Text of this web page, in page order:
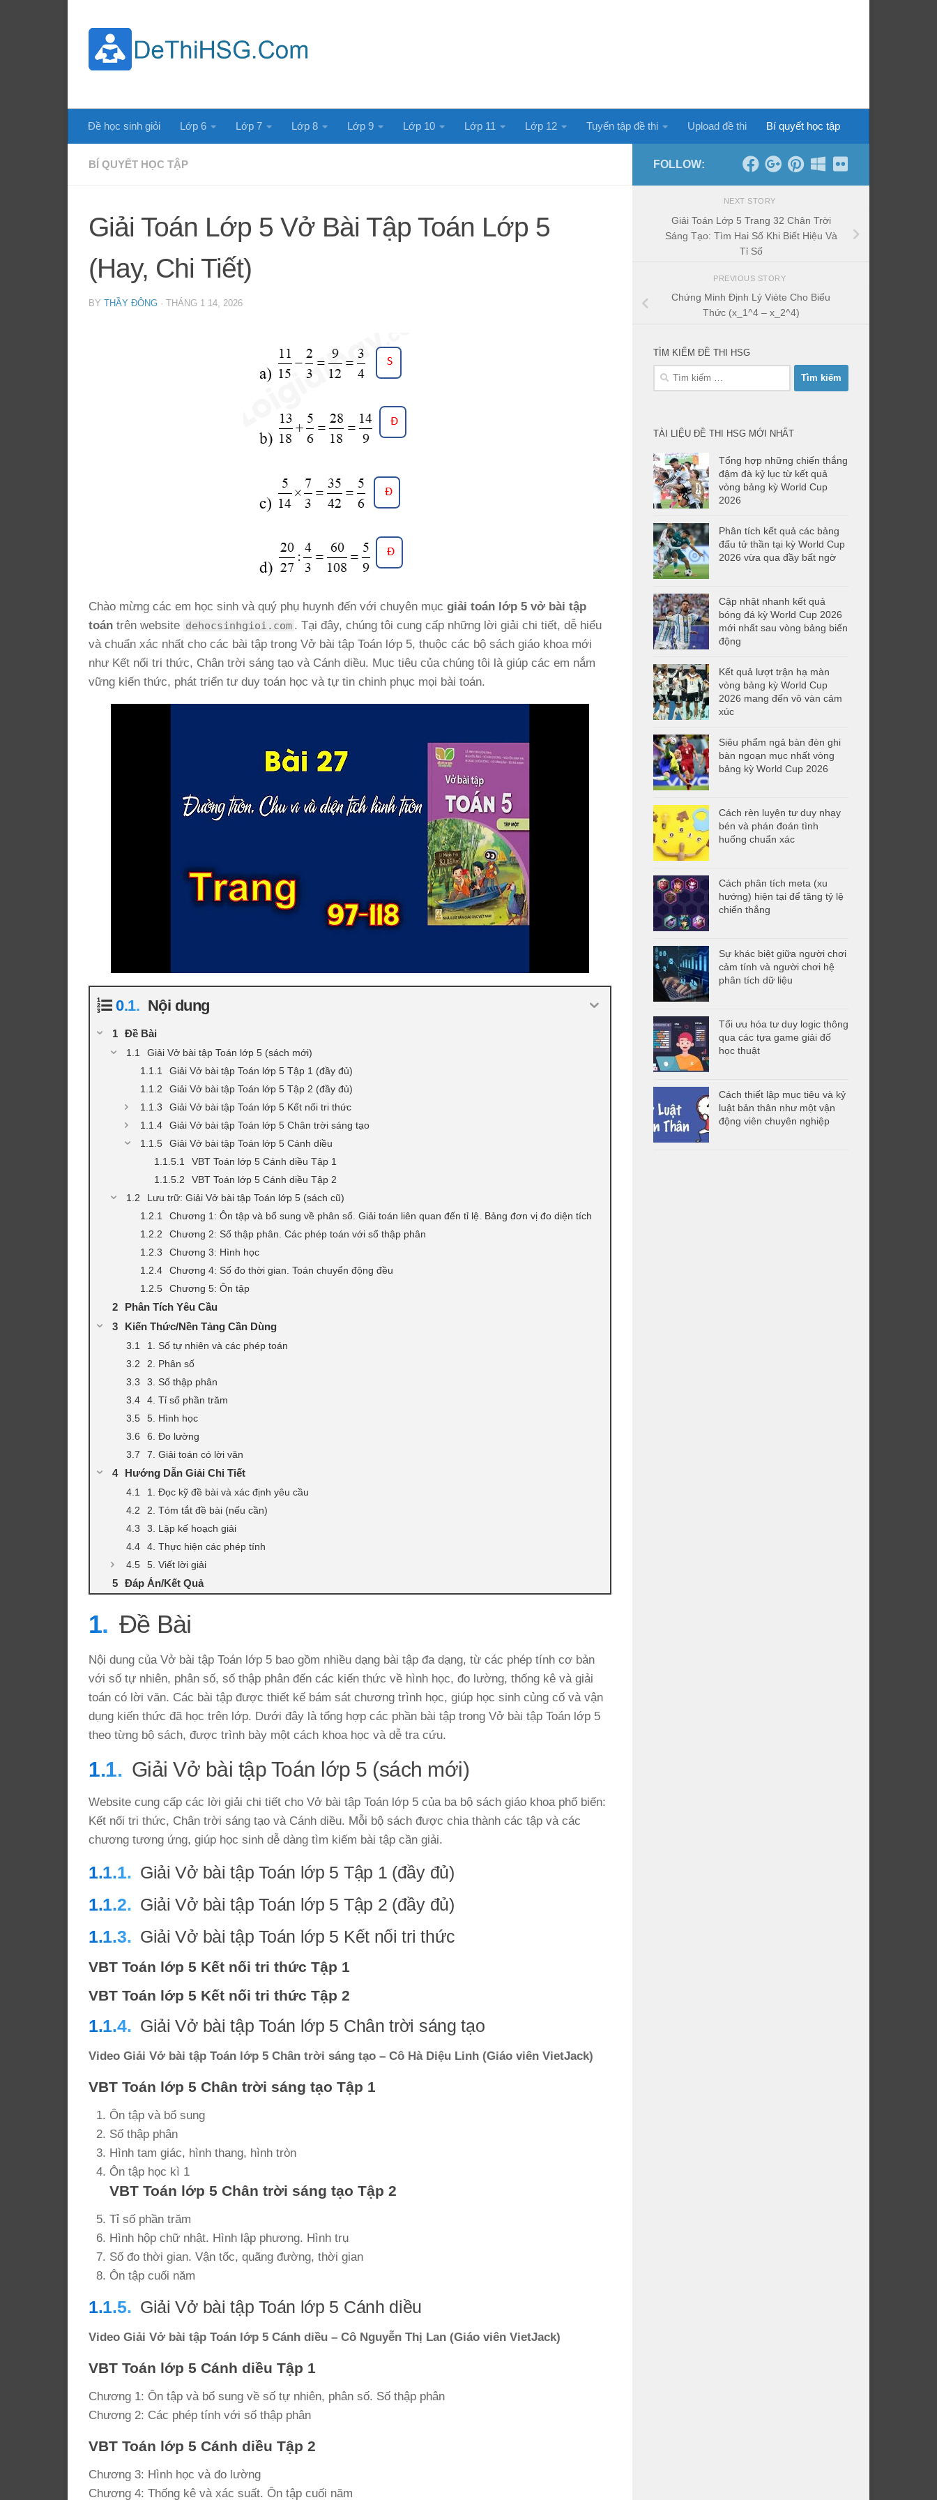
Đề học sinh giỏi Lớp 6 Lớp 7 Lớp 8 Lớp 9 Lớp 10 Lớp 11 Lớp 12 Tuyển tập đề thi Upload đề thi Bí quyết học tập
BÍ QUYẾT HỌC TẬP
Giải Toán Lớp 5 Vở Bài Tập Toán Lớp 5
(Hay, Chi Tiết)
BY THẦY ĐÔNG · THÁNG 1 14, 2026
Chào mừng các em học sinh và quý phụ huynh đến với chuyên mục giải toán lớp 5 vở bài tập
toán trên website dehocsinhgioi.com . Tại đây, chúng tôi cung cấp những lời giải chi tiết, dễ hiểu
và chuẩn xác nhất cho các bài tập trong Vở bài tập Toán lớp 5, thuộc các bộ sách giáo khoa mới
như Kết nối tri thức, Chân trời sáng tạo và Cánh diều. Mục tiêu của chúng tôi là giúp các em nắm
vững kiến thức, phát triển tư duy toán học và tự tin chinh phục mọi bài toán.
Nội dung
Đề Bài
Giải Vở bài tập Toán lớp 5 (sách mới)
Giải Vở bài tập Toán lớp 5 Tập 1 (đầy đủ)
Giải Vở bài tập Toán lớp 5 Tập 2 (đầy đủ)
Giải Vở bài tập Toán lớp 5 Kết nối tri thức
Giải Vở bài tập Toán lớp 5 Chân trời sáng tạo
Giải Vở bài tập Toán lớp 5 Cánh diều
VBT Toán lớp 5 Cánh diều Tập 1
VBT Toán lớp 5 Cánh diều Tập 2
Lưu trữ: Giải Vở bài tập Toán lớp 5 (sách cũ)
Chương 1: Ôn tập và bổ sung về phân số. Giải toán liên quan đến tỉ lệ. Bảng đơn vị đo diện tích
Chương 2: Số thập phân. Các phép toán với số thập phân
Chương 3: Hình học
Chương 4: Số đo thời gian. Toán chuyển động đều
Chương 5: Ôn tập
Phân Tích Yêu Cầu
Kiến Thức/Nền Tảng Cần Dùng
1. Số tự nhiên và các phép toán
2. Phân số
3. Số thập phân
4. Tỉ số phần trăm
5. Hình học
6. Đo lường
7. Giải toán có lời văn
Hướng Dẫn Giải Chi Tiết
1. Đọc kỹ đề bài và xác định yêu cầu
2. Tóm tắt đề bài (nếu cần)
3. Lập kế hoạch giải
4. Thực hiện các phép tính
5. Viết lời giải
Đáp Án/Kết Quả
Đề Bài
Nội dung của Vở bài tập Toán lớp 5 bao gồm nhiều dạng bài tập đa dạng, từ các phép tính cơ bản
với số tự nhiên, phân số, số thập phân đến các kiến thức về hình học, đo lường, thống kê và giải
toán có lời văn. Các bài tập được thiết kế bám sát chương trình học, giúp học sinh củng cố và vận
dụng kiến thức đã học trên lớp. Dưới đây là tổng hợp các phần bài tập trong Vở bài tập Toán lớp 5
theo từng bộ sách, được trình bày một cách khoa học và dễ tra cứu.
Giải Vở bài tập Toán lớp 5 (sách mới)
Website cung cấp các lời giải chi tiết cho Vở bài tập Toán lớp 5 của ba bộ sách giáo khoa phổ biến:
Kết nối tri thức, Chân trời sáng tạo và Cánh diều. Mỗi bộ sách được chia thành các tập và các
chương tương ứng, giúp học sinh dễ dàng tìm kiếm bài tập cần giải.
Giải Vở bài tập Toán lớp 5 Tập 1 (đầy đủ)
Giải Vở bài tập Toán lớp 5 Tập 2 (đầy đủ)
Giải Vở bài tập Toán lớp 5 Kết nối tri thức
VBT Toán lớp 5 Kết nối tri thức Tập 1
VBT Toán lớp 5 Kết nối tri thức Tập 2
Giải Vở bài tập Toán lớp 5 Chân trời sáng tạo
Video Giải Vở bài tập Toán lớp 5 Chân trời sáng tạo – Cô Hà Diệu Linh (Giáo viên VietJack)
VBT Toán lớp 5 Chân trời sáng tạo Tập 1
Ôn tập và bổ sung
Số thập phân
Hình tam giác, hình thang, hình tròn
Ôn tập học kì 1
VBT Toán lớp 5 Chân trời sáng tạo Tập 2
Tỉ số phần trăm
Hình hộp chữ nhật. Hình lập phương. Hình trụ
Số đo thời gian. Vận tốc, quãng đường, thời gian
Ôn tập cuối năm
Giải Vở bài tập Toán lớp 5 Cánh diều
Video Giải Vở bài tập Toán lớp 5 Cánh diều – Cô Nguyễn Thị Lan (Giáo viên VietJack)
VBT Toán lớp 5 Cánh diều Tập 1
Chương 1: Ôn tập và bổ sung về số tự nhiên, phân số. Số thập phân
Chương 2: Các phép tính với số thập phân
VBT Toán lớp 5 Cánh diều Tập 2
Chương 3: Hình học và đo lường
Chương 4: Thống kê và xác suất. Ôn tập cuối năm
FOLLOW:
NEXT STORY
Giải Toán Lớp 5 Trang 32 Chân Trời
Sáng Tạo: Tìm Hai Số Khi Biết Hiệu Và
Tỉ Số
PREVIOUS STORY
Chứng Minh Định Lý Viète Cho Biểu
Thức (x_1^4 – x_2^4)
TÌM KIẾM ĐỀ THI HSG
Tìm
TÀI LIỆU ĐỀ THI HSG MỚI NHẤT
Tổng hợp những chiến thắng
đậm đà kỷ lục từ kết quả
vòng bảng kỳ World Cup
2026
Phân tích kết quả các bảng
đấu tử thần tại kỳ World Cup
2026 vừa qua đầy bất ngờ
Cập nhật nhanh kết quả
bóng đá kỳ World Cup 2026
mới nhất sau vòng bảng biến
động
Kết quả lượt trận hạ màn
vòng bảng kỳ World Cup
2026 mang đến vô vàn cảm
xúc
Siêu phẩm ngả bàn đèn ghi
bàn ngoạn mục nhất vòng
bảng kỳ World Cup 2026
Cách rèn luyện tư duy nhạy
bén và phán đoán tình
huống chuẩn xác
Cách phân tích meta (xu
hướng) hiện tại để tăng tỷ lệ
chiến thắng
Sự khác biệt giữa người chơi
cảm tính và người chơi hệ
phân tích dữ liệu
Tối ưu hóa tư duy logic thông
qua các tựa game giải đố
học thuật
Cách thiết lập mục tiêu và kỷ
luật bản thân như một vận
động viên chuyên nghiệp